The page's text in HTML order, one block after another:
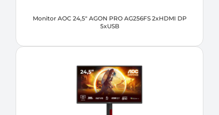
Monitor AOC 24,5" AGON PRO AG256FS 2xHDMI DP
5xUSB